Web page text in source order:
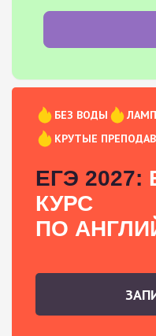
БЕЗ ВОДЫ
КРУТЫЕ
ЕГЭ 2027:
КУРС
ПО